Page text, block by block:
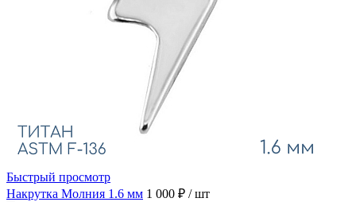
Быстрый просмотр
Накрутка Молния 1.6 мм 1 000 ₽ / шт